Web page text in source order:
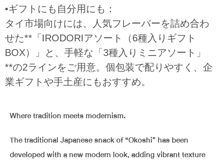
•ギフトにも自分用にも：
タイ市場向けには、人気フレーバーを詰め合わ
せた**「IRODORIアソート（6種入りギフト
BOX）」と、手軽な「3種入りミニアソート」
**の2ラインをご用意。個包装で配りやすく、企
業ギフトや手土産にもおすすめ。
Where tradition meets modernism.
The traditional Japanese snack of “Okoshi” has been
developed with a new modern look, adding vibrant texture